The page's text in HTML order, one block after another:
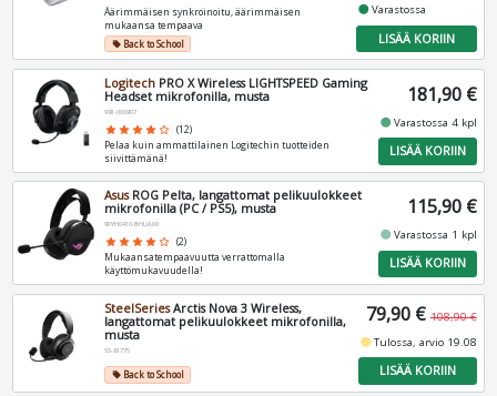
Äärimmäisen synkroinoitu, äärimmäisen
mukaansa tempaava
local_offerBack to School
fiber_manual_recordVarastossa
LISÄÄ KORIIN
Logitech PRO X Wireless LIGHTSPEED Gaming
Headset mikrofonilla, musta
981-000907
star star star star star_border (12)
Pelaa kuin ammattilainen Logitechin tuotteiden
siivittämänä!
181,90 €
fiber_manual_recordVarastossa 4 kpl
LISÄÄ KORIIN
AsusROG Pelta, langattomat pelikuulokkeet
mikrofonilla (PC / PS5), musta
90YH0410-BHUA00
star star star star star_border (2)
Mukaansatempaavuutta verrattomalla
käyttömukavuudella!
115,90 €
fiber_manual_recordVarastossa 1 kpl
LISÄÄ KORIIN
SteelSeriesArctis Nova 3 Wireless,
langattomat pelikuulokkeet mikrofonilla,
musta
SS-61775
local_offerBack to School
79,90 € 108,90 €
fiber_manual_recordTulossa, arvio 19.08
LISÄÄ KORIIN